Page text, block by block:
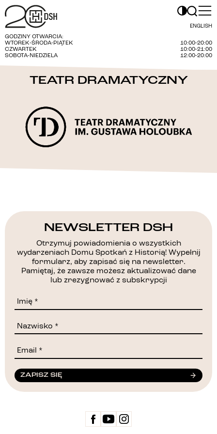
ENGLISH
GODZINY OTWARCIA:
WTOREK-ŚRODA-PIĄTEK
10:00-20:00
CZWARTEK
10:00-21:00
SOBOTA-NIEDZIELA
12:00-20:00
TEATR DRAMATYCZNY
NEWSLETTER DSH
Otrzymuj powiadomienia o wszystkich
wydarzeniach Domu Spotkań z Historią! Wypełnij
formularz, aby zapisać się na newsletter.
Pamiętaj, że zawsze możesz aktualizować dane
lub zrezygnować z subskrypcji
ZAPISZ SIĘ